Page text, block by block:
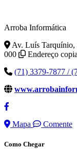
Arroba Informática
Av. Luís
000
Endereço
(71) 3379-7877 /
Mapa Comente
Como Chegar